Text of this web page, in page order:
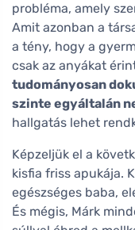
probléma, amely
Amit azonban a
a tény, hogy a
csak az anyákat
tudományosan
szinte egyáltalán
hallgatás lehet
Képzeljük el a
kisfia friss apukája.
egészséges baba,
És mégis, Márk